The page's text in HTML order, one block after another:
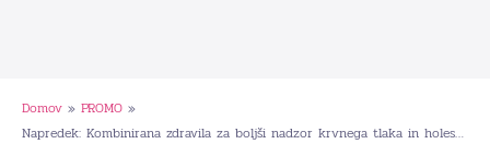
Domov » PROMO »
Napredek: Kombinirana zdravila za boljši nadzor krvnega tlaka in holesterola